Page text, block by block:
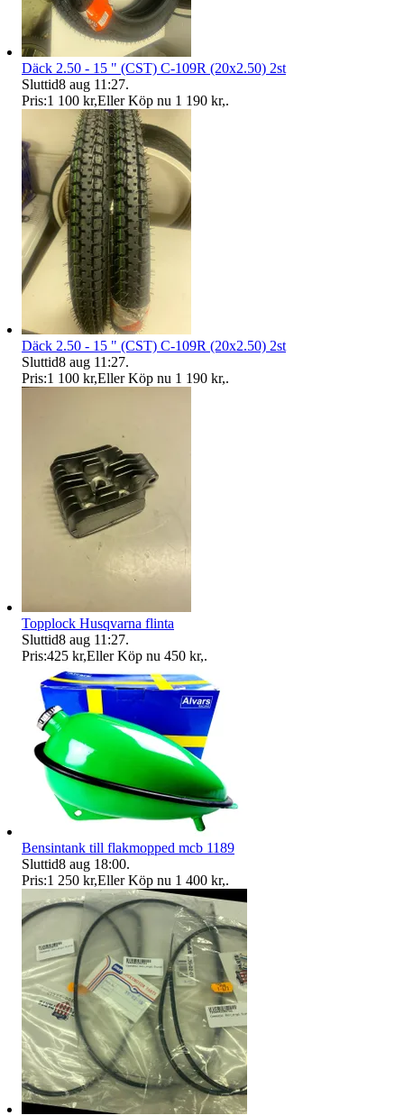
Däck 2.50 - 15 " (CST) C-109R (20x2.50) 2st
Sluttid8 aug 11:27.
Pris:1 100 kr,Eller Köp nu 1 190 kr,.
Däck 2.50 - 15 " (CST) C-109R (20x2.50) 2st
Sluttid8 aug 11:27.
Pris:1 100 kr,Eller Köp nu 1 190 kr,.
Topplock Husqvarna flinta
Sluttid8 aug 11:27.
Pris:425 kr,Eller Köp nu 450 kr,.
Bensintank till flakmopped mcb 1189
Sluttid8 aug 18:00.
Pris:1 250 kr,Eller Köp nu 1 400 kr,.